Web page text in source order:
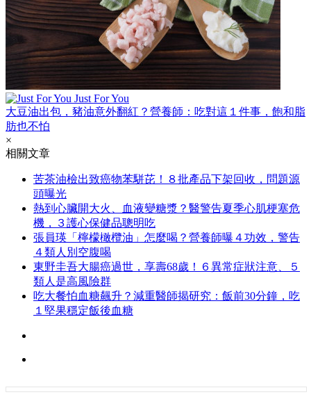
Just For You
大豆油出包，豬油意外翻紅？營養師：吃對這１件事，飽和脂
肪也不怕
×
相關文章
苦茶油檢出致癌物苯駢芘！８批產品下架回收，問題源
頭曝光
熱到心臟開大火、血液變糖漿？醫警告夏季心肌梗塞危
機，３護心保健品聰明吃
張員瑛「檸檬橄欖油」怎麼喝？營養師曝４功效，警告
４類人別空腹喝
東野圭吾大腸癌過世，享壽68歲！６異常症狀注意、５
類人是高風險群
吃大餐怕血糖飆升？減重醫師揭研究：飯前30分鐘，吃
１堅果穩定飯後血糖